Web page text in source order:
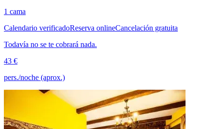
1 cama
Calendario verificadoReserva onlineCancelación gratuita
Todavía no se te cobrará nada.
43 €
pers./noche (aprox.)